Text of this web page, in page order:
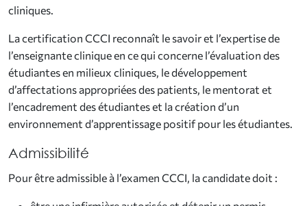
cliniques.
La certification CCCI reconnaît le savoir et l’expertise de
l’enseignante clinique en ce qui concerne l’évaluation des
étudiantes en milieux cliniques, le développement
d’affectations appropriées des patients, le mentorat et
l’encadrement des étudiantes et la création d’un
environnement d’apprentissage positif pour les étudiantes.
Admissibilité
Pour être admissible à l’examen CCCI, la candidate doit :